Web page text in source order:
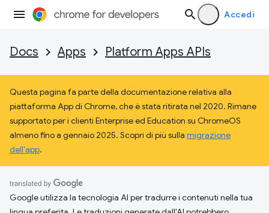
Accedi
Docs Apps Platform Apps APIs
Questa pagina fa parte della documentazione relativa alla
piattaforma App di Chrome, che è stata ritirata nel 2020. Rimane
supportato per i clienti Enterprise ed Education su ChromeOS
almeno fino a gennaio 2025. Scopri di più sulla migrazione
dell'app.
Google utilizza la tecnologia AI per tradurre i contenuti nella tua